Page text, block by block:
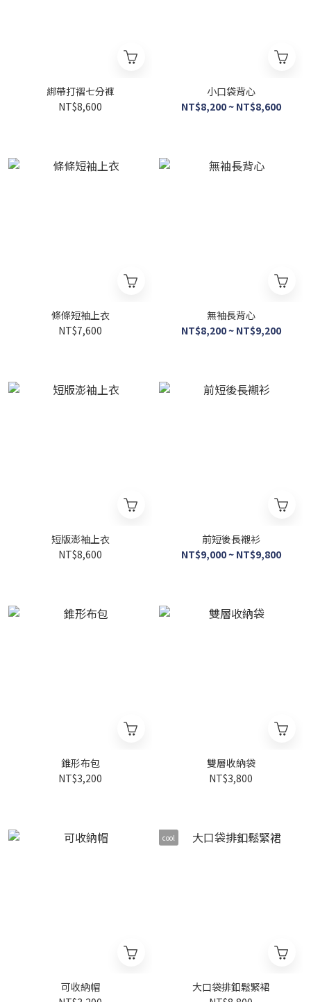
綁帶打褶七分褲
NT$8,600
小口袋背心
NT$8,200 ~ NT$8,600
條條短袖上衣
NT$7,600
無袖長背心
NT$8,200 ~ NT$9,200
短版澎袖上衣
NT$8,600
前短後長襯衫
NT$9,000 ~ NT$9,800
錐形布包
NT$3,200
雙層收納袋
NT$3,800
可收納帽
cool
大口袋排釦鬆緊裙